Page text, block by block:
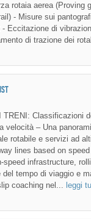
rotaia aerea (Proving
- Misure sui
- Eccitazione di
di trazione dei
TRENI: Classificazioni
velocità – Una
rotabile e servizi ad
lines based on speed
speed infrastructure,
tempo di viaggio e
coaching nel... leggi